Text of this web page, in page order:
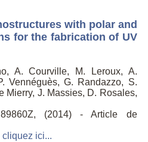
with polar and
for the fabrication of UV
A. Courville, M. Leroux, A.
Vennéguès, G. Randazzo, S.
Mierry, J. Massies, D. Rosales,
(2014) - Article de
cliquez ici...